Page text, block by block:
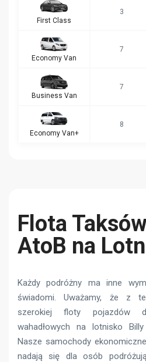
First Class
3
Economy Van
7
Business Van
7
Economy Van+
8
Flota
AtoB na
Każdy podróżny ma inne
świadomi. Uważamy, że z
szerokiej floty pojazdów
wahadłowych na lotnisko
Nasze samochody
nadają się dla osób